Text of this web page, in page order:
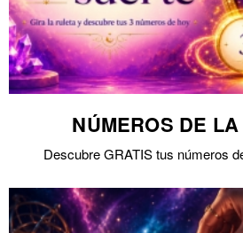
NÚMEROS DE
Descubre GRATIS tus números